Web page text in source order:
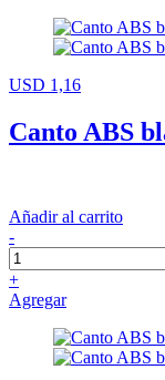
USD 1,16
Canto ABS
Añadir al carrito
-
+
Agregar